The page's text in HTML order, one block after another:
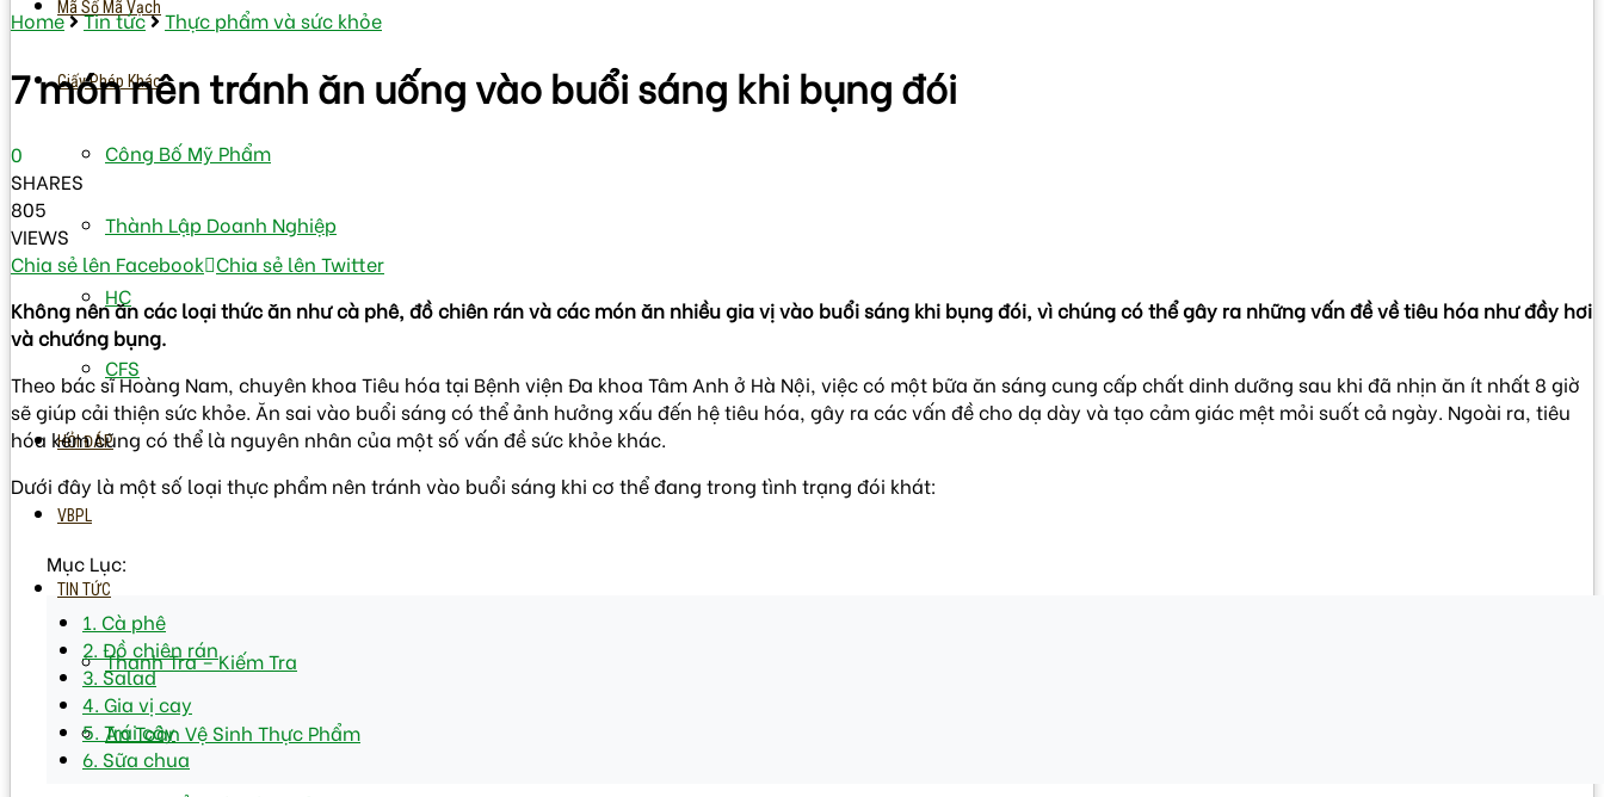
Mã Số Mã Vạch
Giấy Phép Khác
Công Bố Mỹ Phẩm
Thành Lập Doanh Nghiệp
HC
CFS
HỎI ĐÁP
VBPL
TIN TỨC
Thanh Tra – Kiếm Tra
An Toàn Vệ Sinh Thực Phẩm
Home Tin tức Thực phẩm và sức khỏe
7 món nên tránh ăn uống vào buổi sáng khi bụng đói
0
SHARES
805
VIEWS
Chia sẻ lên Facebook Chia sẻ lên Twitter
Không nên ăn các loại thức ăn như cà phê, đồ chiên rán và các món ăn nhiều gia vị vào buổi sáng khi bụng đói, vì chúng có thể gây ra những vấn đề về tiêu hóa như đầy hơi
và chướng bụng.
Theo bác sĩ Hoàng Nam, chuyên khoa Tiêu hóa tại Bệnh viện Đa khoa Tâm Anh ở Hà Nội, việc có một bữa ăn sáng cung cấp chất dinh dưỡng sau khi đã nhịn ăn ít nhất 8 giờ
sẽ giúp cải thiện sức khỏe. Ăn sai vào buổi sáng có thể ảnh hưởng xấu đến hệ tiêu hóa, gây ra các vấn đề cho dạ dày và tạo cảm giác mệt mỏi suốt cả ngày. Ngoài ra, tiêu
hóa kém cũng có thể là nguyên nhân của một số vấn đề sức khỏe khác.
Dưới đây là một số loại thực phẩm nên tránh vào buổi sáng khi cơ thể đang trong tình trạng đói khát:
Mục Lục:
1. Cà phê
2. Đồ chiên rán
3. Salad
4. Gia vị cay
5. Trái cây
6. Sữa chua